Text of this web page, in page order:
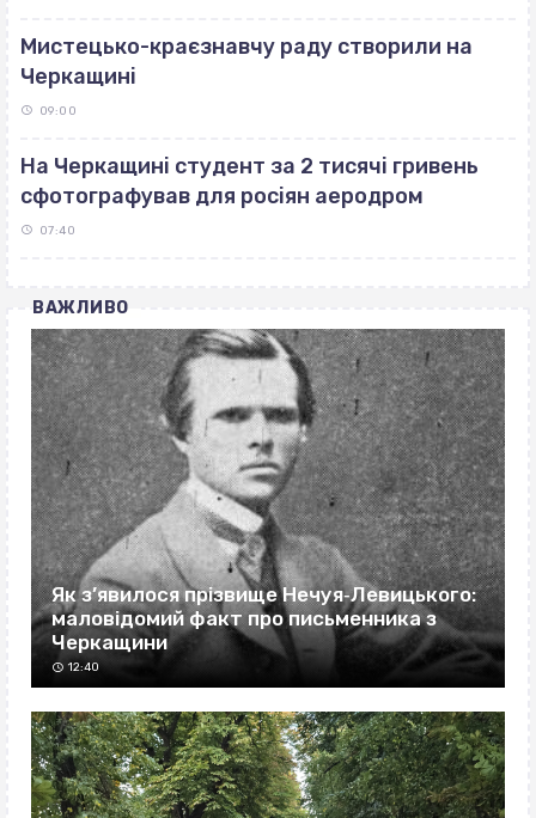
Мистецько-краєзнавчу раду створили на
Черкащині
09:00
На Черкащині студент за 2 тисячі гривень
сфотографував для росіян аеродром
07:40
ВАЖЛИВО
Як з’явилося прізвище Нечуя‐Левицького:
маловідомий факт про письменника з
Черкащини
12:40